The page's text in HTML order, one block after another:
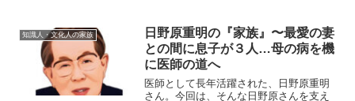
知識人・文化人の家族
日野原重明の『家族』〜最愛の妻
との間に息子が３人…母の病を機
に医師の道へ
医師として長年活躍された、日野原重明
さん。今回は、そんな日野原さんを支え